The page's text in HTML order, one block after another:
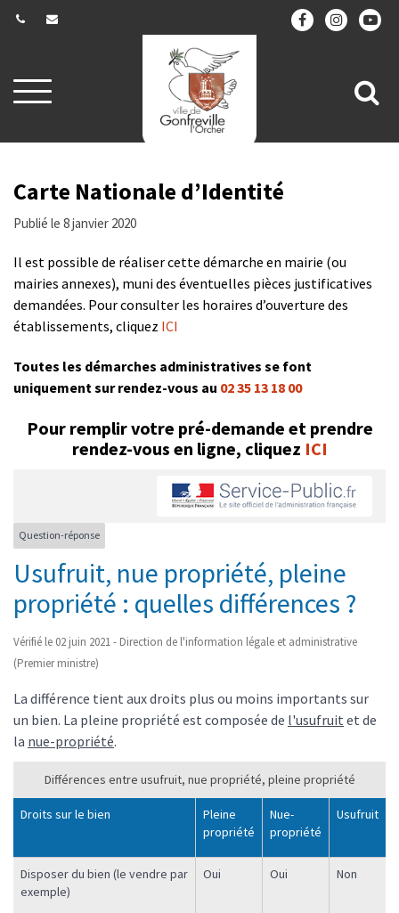
Aller
à
navigation
à
Carte Nationale d’Identité
Publié le 8 janvier 2020
Il est possible de réaliser cette démarche en mairie (ou
mairies annexes), muni des éventuelles pièces justificatives
demandées. Pour consulter les horaires d’ouverture des
établissements, cliquez ICI
Toutes les démarches administratives se font
uniquement sur rendez-vous au 02 35 13 18 00
Pour remplir votre pré-demande et prendre
rendez-vous en ligne, cliquez ICI
Question-réponse
Usufruit, nue propriété, pleine
propriété : quelles différences ?
Vérifié le 02 juin 2021 - Direction de l'information légale et administrative
(Premier ministre)
La différence tient aux droits plus ou moins importants sur
un bien. La pleine propriété est composée de l'usufruit et de
la nue-propriété.
Différences entre usufruit, nue propriété, pleine propriété
Droits sur le bien
Pleine
propriété
Nue-
propriété
Usufruit
Disposer du bien (le vendre par
exemple)
Oui Oui Non